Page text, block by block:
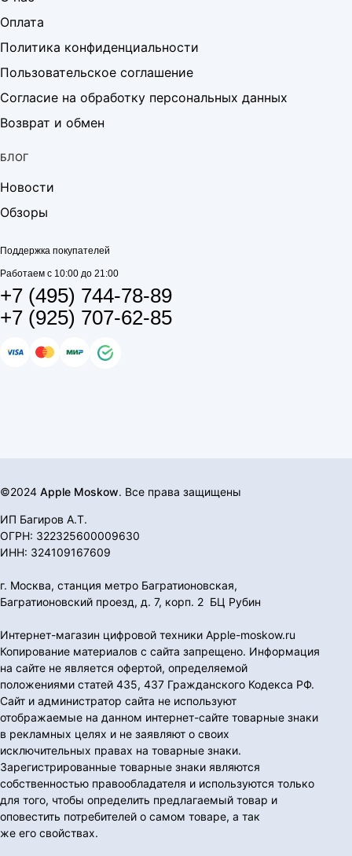
Оплата
Политика конфиденциальности
Пользовательское соглашение
Согласие на обработку персональных данных
Возврат и обмен
БЛОГ
Новости
Обзоры
Поддержка покупателей
Работаем с 10:00 до 21:00
+7 (495) 744-78-89
+7 (925) 707-62-85
©2024 Apple Moskow. Все права защищены
ИП Багиров А.Т.
ОГРН: 322325600009630
ИНН: 324109167609
г. Москва, станция метро Багратионовская,
Багратионовский проезд, д. 7, корп. 2 БЦ Рубин
Интернет-магазин цифровой техники Apple-moskow.ru
Копирование материалов с сайта запрещено. Информация
на сайте не является офертой, определяемой
положениями статей 435, 437 Гражданского Кодекса РФ.
Сайт и администратор сайта не используют
отображаемые на данном интернет-сайте товарные знаки
в рекламных целях и не заявляют о своих
исключительных правах на товарные знаки.
Зарегистрированные товарные знаки являются
собственностью правообладателя и используются только
для того, чтобы определить предлагаемый товар и
оповестить потребителей о самом товаре, а так
же его свойствах.